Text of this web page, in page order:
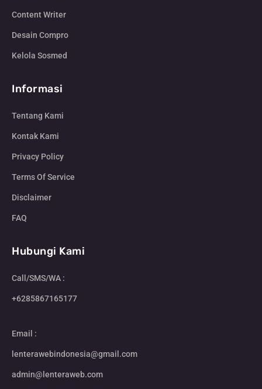
Content Writer
Desain Compro
Kelola Sosmed
Informasi
Tentang Kami
Kontak Kami
Privacy Policy
Terms Of Service
Disclaimer
FAQ
Hubungi Kami
Call/SMS/WA :
+6285867165177
Email :
lenterawebindonesia@gmail.com
admin@lenteraweb.com